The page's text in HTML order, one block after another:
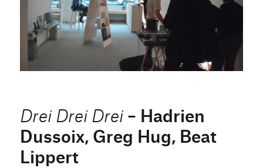
Drei Drei Drei– Hadrien
Dussoix, Greg Hug, Beat
Lippert